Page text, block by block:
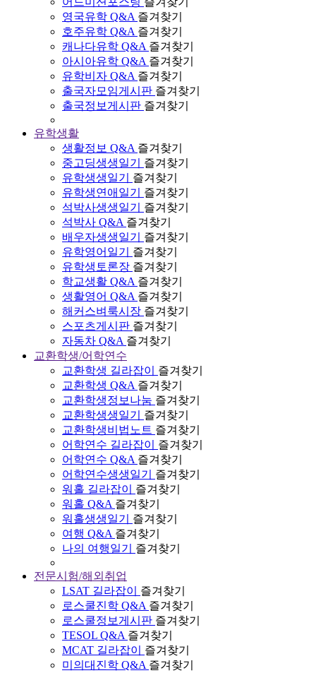
영국유학 Q&A 즐겨찾기
호주유학 Q&A 즐겨찾기
캐나다유학 Q&A 즐겨찾기
아시아유학 Q&A 즐겨찾기
유학비자 Q&A 즐겨찾기
출국자모임게시판 즐겨찾기
출국정보게시판 즐겨찾기
유학생활
생활정보 Q&A 즐겨찾기
중고딩생생일기
즐겨찾기
유학생생일기
즐겨찾기
유학생연애일기
즐겨찾기
석박사생생일기
즐겨찾기
석박사 Q&A 즐겨찾기
배우자생생일기
즐겨찾기
유학영어일기
즐겨찾기
유학생토론장 즐겨찾기
학교생활 Q&A 즐겨찾기
생활영어 Q&A 즐겨찾기
해커스벼룩시장 즐겨찾기
스포츠게시판 즐겨찾기
자동차 Q&A 즐겨찾기
교환학생/어학연수
교환학생 길라잡이
즐겨찾기
교환학생 Q&A 즐겨찾기
교환학생정보나눔 즐겨찾기
교환학생생일기
즐겨찾기
교환학생비법노트 즐겨찾기
어학연수 길라잡이
즐겨찾기
어학연수 Q&A 즐겨찾기
어학연수생생일기
즐겨찾기
워홀 길라잡이
즐겨찾기
워홀 Q&A 즐겨찾기
워홀생생일기
즐겨찾기
여행 Q&A 즐겨찾기
나의 여행일기
즐겨찾기
전문시험/해외취업
LSAT 길라잡이
즐겨찾기
로스쿨진학 Q&A 즐겨찾기
로스쿨정보게시판 즐겨찾기
TESOL Q&A 즐겨찾기
MCAT 길라잡이
즐겨찾기
미의대진학 Q&A 즐겨찾기